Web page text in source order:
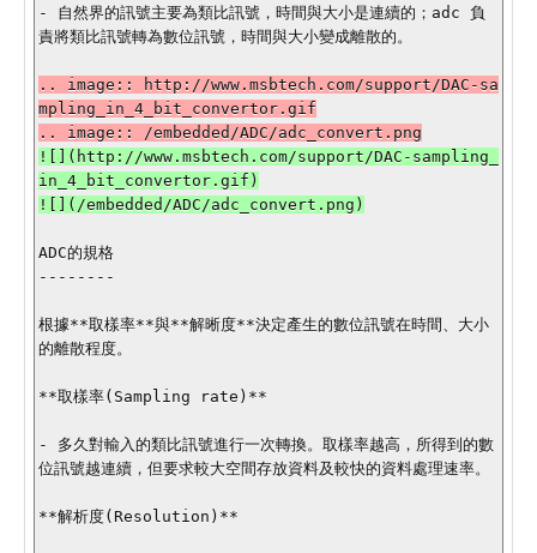
- 自然界的訊號主要為類比訊號，時間與大小是連續的；adc 負
責將類比訊號轉為數位訊號，時間與大小變成離散的。
.. image:: http://www.msbtech.com/support/DAC-sa
mpling_in_4_bit_convertor.gif
![](http://www.msbtech.com/support/DAC-sampling_
in_4_bit_convertor.gif)
ADC的規格
--------
根據**取樣率**與**解晰度**決定產生的數位訊號在時間、大小
的離散程度。
**取樣率(Sampling rate)**
- 多久對輸入的類比訊號進行一次轉換。取樣率越高，所得到的數
位訊號越連續，但要求較大空間存放資料及較快的資料處理速率。
**解析度(Resolution)**